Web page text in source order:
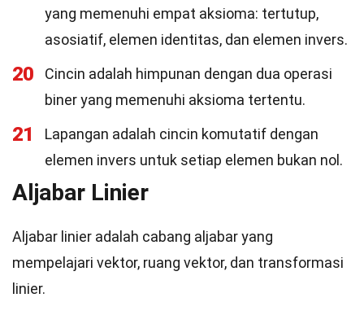
yang memenuhi empat aksioma: tertutup,
asosiatif, elemen identitas, dan elemen invers.
20
Cincin adalah himpunan dengan dua operasi
biner yang memenuhi aksioma tertentu.
21
Lapangan adalah cincin komutatif dengan
elemen invers untuk setiap elemen bukan nol.
Aljabar Linier
Aljabar linier adalah cabang aljabar yang
mempelajari vektor, ruang vektor, dan transformasi
linier.